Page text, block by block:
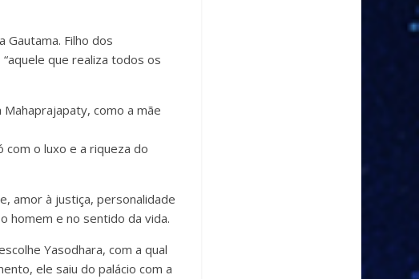
Gautama. Filho dos
que realiza todos os
como a mãe
com o luxo e a riqueza do
amor à justiça, personalidade
homem e no sentido da vida.
Yasodhara, com a qual
ele saiu do palácio com a